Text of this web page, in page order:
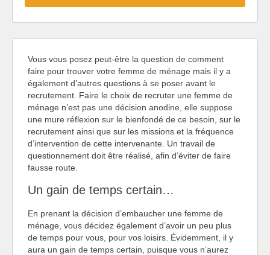
Vous vous posez peut-être la question de comment
faire pour trouver votre femme de ménage mais il y a
également d’autres questions à se poser avant le
recrutement. Faire le choix de recruter une femme de
ménage n’est pas une décision anodine, elle suppose
une mure réflexion sur le bienfondé de ce besoin, sur le
recrutement ainsi que sur les missions et la fréquence
d’intervention de cette intervenante. Un travail de
questionnement doit être réalisé, afin d’éviter de faire
fausse route.
Un gain de temps certain…
En prenant la décision d’embaucher une femme de
ménage, vous décidez également d’avoir un peu plus
de temps pour vous, pour vos loisirs. Évidemment, il y
aura un gain de temps certain, puisque vous n’aurez